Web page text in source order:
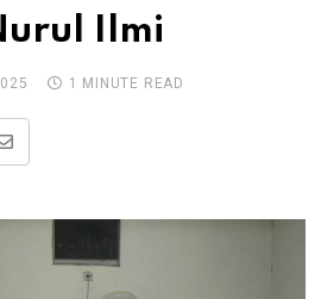
Ilmi
1 MINUTE READ
Share
Email